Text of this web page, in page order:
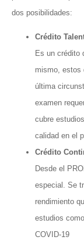
dos posibilidades:
Crédito
Es un crédito
mismo, estos
última
examen
cubre
calidad en el
Crédito
Desde el
especial. Se
rendimiento
estudios
COVID-19